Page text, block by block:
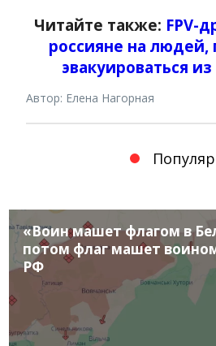
Читайте также: FPV-
россияне на
эвакуироваться
Автор: Елена Нагорная
«Воин машет флагом в
потом флаг машет
РФ